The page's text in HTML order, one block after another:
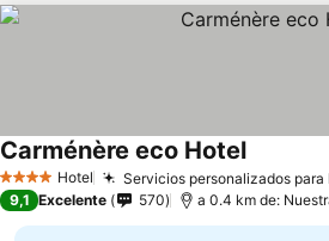
4 EstrellasHotel Servicios personalizados para
Carménère eco Hotel
9,1 Excelente 570